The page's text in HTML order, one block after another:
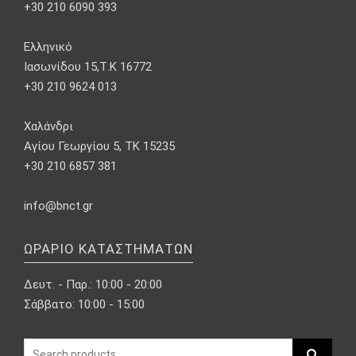
+30 210 6090 393
Ελληνικό
Ιασωνίδου 15,Τ.Κ 16772
+30 210 9624 013
Χαλάνδρι
Αγίου Γεωργίου 5, ΤΚ 15235
+30 210 6857 381
info@bnct.gr
ΩΡΆΡΙΟ ΚΑΤΑΣΤΗΜΆΤΩΝ
Δευτ. - Παρ.: 10:00 - 20:00
Σάββατο: 10:00 - 15:00